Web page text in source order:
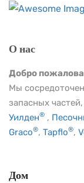
О нас
Добро
Мы
запасных
Уилден® ,
Graco®, Tapflo®,
Дом